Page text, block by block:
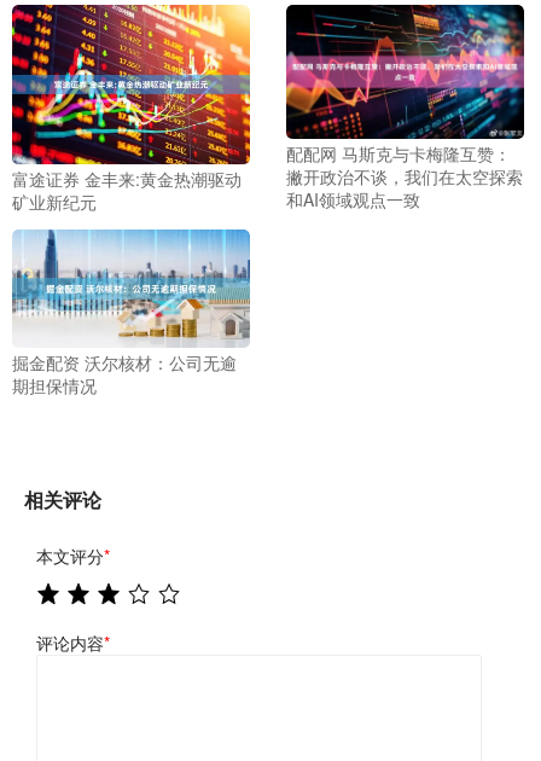
富途证券 金丰来:黄金热潮驱动
矿业新纪元
配配网 马斯克与卡梅隆互赞：
撇开政治不谈，我们在太空探索
和AI领域观点一致
掘金配资 沃尔核材：公司无逾
期担保情况
相关评论
本文评分*
评论内容*